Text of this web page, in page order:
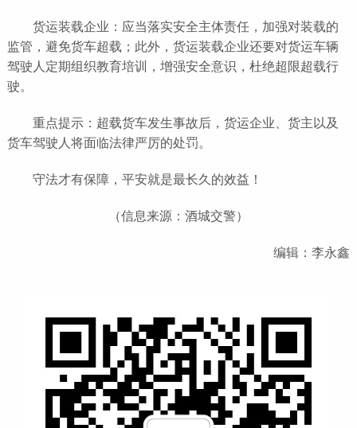
货运装载企业：应当落实安全主体责任，加强对装载的
监管，避免货车超载；此外，货运装载企业还要对货运车辆
驾驶人定期组织教育培训，增强安全意识，杜绝超限超载行
驶。
重点提示：超载货车发生事故后，货运企业、货主以及
货车驾驶人将面临法律严厉的处罚。
守法才有保障，平安就是最长久的效益！
（信息来源：酒城交警）
编辑：李永鑫